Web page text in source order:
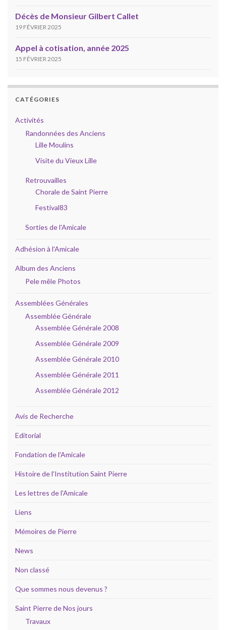
Décès de Monsieur Gilbert Callet
19 FÉVRIER 2025
Appel à cotisation, année 2025
15 FÉVRIER 2025
CATÉGORIES
Activités
Randonnées des Anciens
Lille Moulins
Visite du Vieux Lille
Retrouvailles
Chorale de Saint Pierre
Festival83
Sorties de l'Amicale
Adhésion à l'Amicale
Album des Anciens
Pele mêle Photos
Assemblées Générales
Assemblée Générale
Assemblée Générale 2008
Assemblée Générale 2009
Assemblée Générale 2010
Assemblée Générale 2011
Assemblée Générale 2012
Avis de Recherche
Editorial
Fondation de l'Amicale
Histoire de l'Institution Saint Pierre
Les lettres de l'Amicale
Liens
Mémoires de Pierre
News
Non classé
Que sommes nous devenus ?
Saint Pierre de Nos jours
Travaux